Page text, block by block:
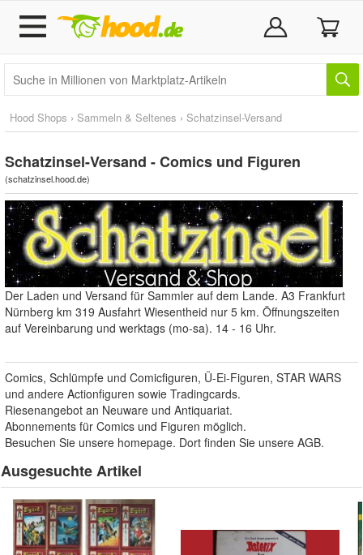
Hood Shops › Sammeln & Seltenes › Schatzinsel-Versand
Schatzinsel-Versand - Comics und Figuren
(schatzinsel.hood.de)
Der Laden und Versand für Sammler auf dem Lande. A3 Frankfurt
Nürnberg km 319 Ausfahrt Wiesentheid nur 5 km. Öffnungszeiten
auf Vereinbarung und werktags (mo-sa). 14 - 16 Uhr.
Comics, Schlümpfe und Comicfiguren, Ü-Ei-Figuren, STAR WARS
und andere Actionfiguren sowie Tradingcards.
Riesenangebot an Neuware und Antiquariat.
Abonnements für Comics und Figuren möglich.
Besuchen Sie unsere homepage. Dort finden Sie unsere AGB.
Ausgesuchte Artikel